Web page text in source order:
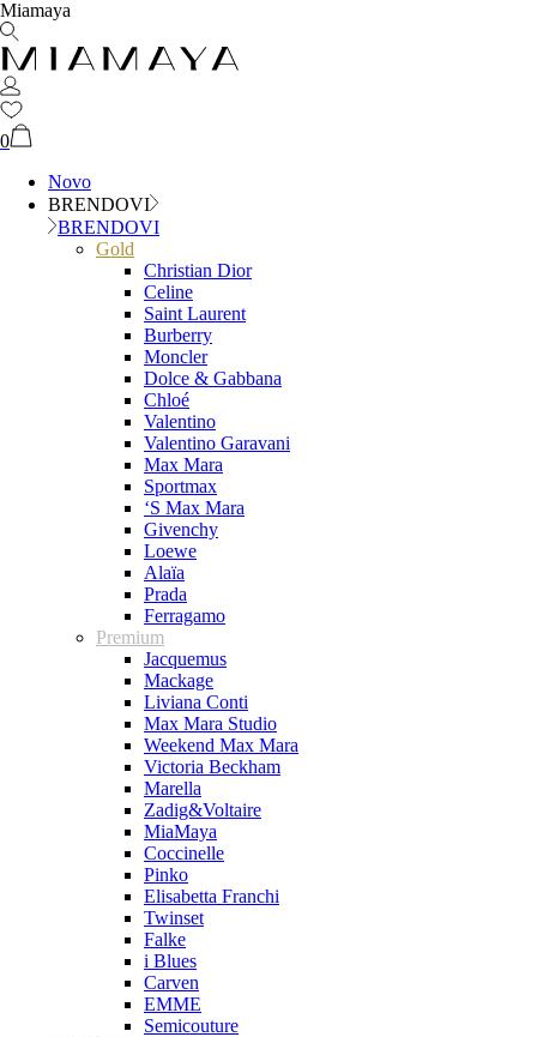
Miamaya
0
Novo
BRENDOVI
BRENDOVI
Gold
Christian Dior
Celine
Saint Laurent
Burberry
Moncler
Dolce & Gabbana
Chloé
Valentino
Valentino Garavani
Max Mara
Sportmax
‘S Max Mara
Givenchy
Loewe
Alaïa
Prada
Ferragamo
Premium
Jacquemus
Mackage
Liviana Conti
Max Mara Studio
Weekend Max Mara
Victoria Beckham
Marella
Zadig&Voltaire
MiaMaya
Coccinelle
Pinko
Elisabetta Franchi
Twinset
Falke
i Blues
Carven
EMME
Semicouture